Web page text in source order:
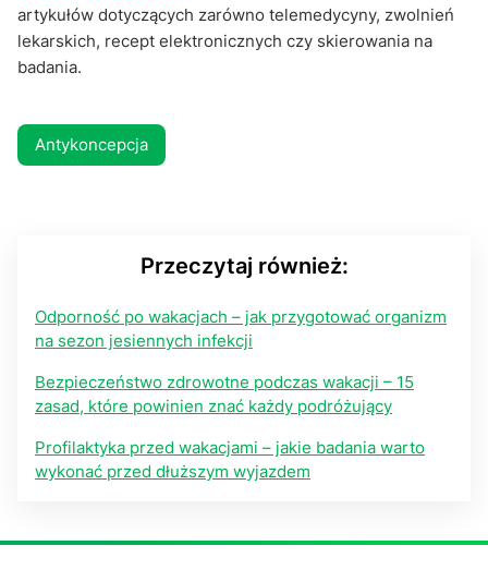
artykułów dotyczących zarówno telemedycyny, zwolnień
lekarskich, recept elektronicznych czy skierowania na
badania.
Antykoncepcja
Przeczytaj również:
Odporność po wakacjach – jak przygotować organizm
na sezon jesiennych infekcji
Bezpieczeństwo zdrowotne podczas wakacji – 15
zasad, które powinien znać każdy podróżujący
Profilaktyka przed wakacjami – jakie badania warto
wykonać przed dłuższym wyjazdem